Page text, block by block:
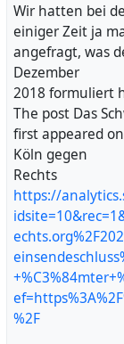
Wir hatten bei
einiger Zeit ja
angefragt, was
Dezember
2018 formuliert
The post Das
first appeared on
Köln gegen
Rechts
https://
%2F